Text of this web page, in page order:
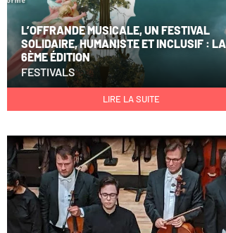
L’OFFRANDE MUSICALE, UN FESTIVAL
SOLIDAIRE, HUMANISTE ET INCLUSIF : LA
6ÈME ÉDITION
FESTIVALS
LIRE LA SUITE